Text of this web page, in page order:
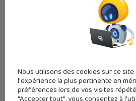
Nous utilisons des cookies sur ce
l'expérience la plus pertinente en
préférences lors de vos visites